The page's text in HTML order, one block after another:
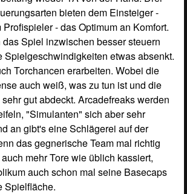
bieten dem Einsteiger -
- das Optimum an Komfort.
das Spiel inzwischen besser steuern
Spielgeschwindigkeiten etwas absenkt.
Torchancen erarbeiten. Wobei die
auch weiß, was zu tun ist und die
gut abdeckt. Arcadefreaks werden
"Simulanten" sich aber sehr
an gibt's eine Schlägerei auf der
das gegnerische Team mal richtig
mehr Tore wie üblich kassiert,
auch schon mal seine Basecaps
Spielfläche.